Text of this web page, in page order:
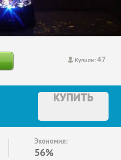
Купили:47
КУПИТЬ
Экономия:
56%